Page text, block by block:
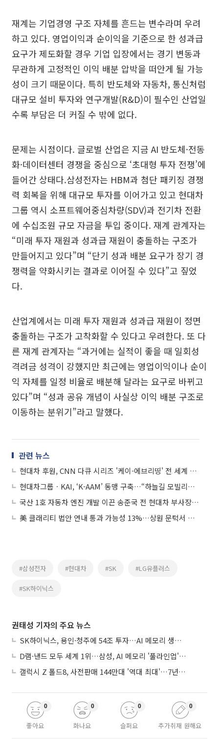
재계는 기업경영 구조 자체를 흔드는 변수라며 우려
하고 있다. 영업이익과 순이익을 기준으로 한 성과급
요구가 제도화할 경우 기업 입장에서는 경기 변동과
무관하게 고정적인 이익 배분 압박을 떠안게 될 가능
성이 크기 때문이다. 특히 반도체와 자동차, 통신처럼
대규모 설비 투자와 연구개발(R&D)이 필수인 산업일
수록 부담은 더 커질 수 밖에 없다.
문제는 시점이다. 글로벌 산업은 지금 AI 반도체·전동
화·데이터센터 경쟁을 중심으로 ‘초대형 투자 전쟁’에
들어간 상태다.삼성전자는 HBM과 첨단 패키징 경쟁
력 회복을 위해 대규모 투자를 이어가고 있고 현대차
그룹 역시 소프트웨어중심차량(SDV)과 전기차 전환
에 수십조원 규모 자금을 투입 중이다. 재계 관계자는
“미래 투자 재원과 성과급 재원이 충돌하는 구조가
만들어지고 있다”며 “단기 성과 배분 요구가 장기 경
쟁력을 약화시키는 결과로 이어질 수 있다”고 짚었
다.
산업계에서는 미래 투자 재원과 성과급 재원이 정면
충돌하는 구조가 고착화할 수 있다고 우려한다. 또 다
른 재계 관계자는 “과거에는 실적이 좋을 때 일회성
격려금 성격이 강했지만 최근에는 영업이익이나 순이
익 자체를 일정 비율로 배분해 달라는 요구로 바뀌고
있다”며 “성과 공유 개념이 사실상 이익 배분 구조로
이동하는 분위기”라고 말했다.
관련 뉴스
현대차 후원, CNN 다큐 시리즈 '케이-에브리띵' 전 세계 공개
현대차그룹ㆍKAI, ‘K-AAM’ 동맹 구축…“하늘길 모빌리티 주도권 잡는다”
국산 1호 자동차 엔진 개발 이끈 송준국 전 현대차 부사장 별세
美 클래리티 법안 연내 통과 가능성 13%…상원 문턱서 제동
#삼성전자 #현대차 #SK #LG유플러스
#SK하이닉스
권태성 기자의 주요 뉴스
SK하이닉스, 용인·청주에 54조 투자…AI 메모리 생산기지 키운다
D램·낸드 모두 세계 1위…삼성, AI 메모리 '풀라인업'으로 승부
갤럭시 Z 폴드8, 사전판매 144만대 '역대 최대'…7년만에 갤노트10 기록 넘어
좋아요
0
화나요
0
슬퍼요
0
추가취재 원해요
0